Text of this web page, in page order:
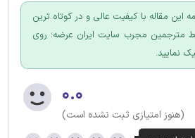
این مقاله با کیفیت عالی و در کوتاه ترین
مترجمین مجرب سایت ایران عرضه؛ روی
نمایید.
۰.۰
(هنوز امتیازی ثبت نشده است)